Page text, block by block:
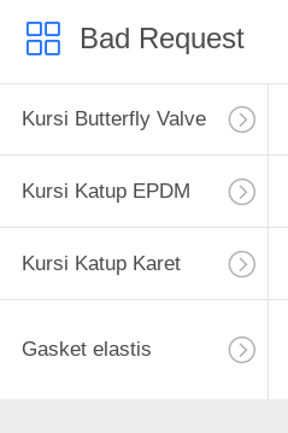
Bad Request
Kursi Butterfly Valve
Kursi Katup EPDM
Kursi Katup Karet
Gasket elastis